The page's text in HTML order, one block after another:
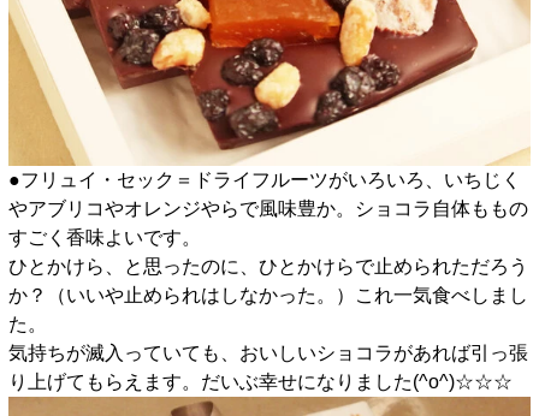
●フリュイ・セック＝ドライフルーツがいろいろ、いちじく
やアブリコやオレンジやらで風味豊か。ショコラ自体ももの
すごく香味よいです。
ひとかけら、と思ったのに、ひとかけらで止められただろう
か？（いいや止められはしなかった。）これ一気食べしまし
た。
気持ちが滅入っていても、おいしいショコラがあれば引っ張
り上げてもらえます。だいぶ幸せになりました(^o^)☆☆☆